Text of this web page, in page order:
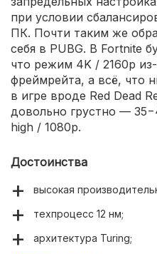
при условии
ПК. Почти таким же
себя в PUBG. В Fortnite
что режим 4K / 2160p
фреймрейта, а всё, что
в игре вроде Red Dead
довольно грустно —
high / 1080p.
Достоинства
высокая
техпроцесс 12 нм;
архитектура Turing;